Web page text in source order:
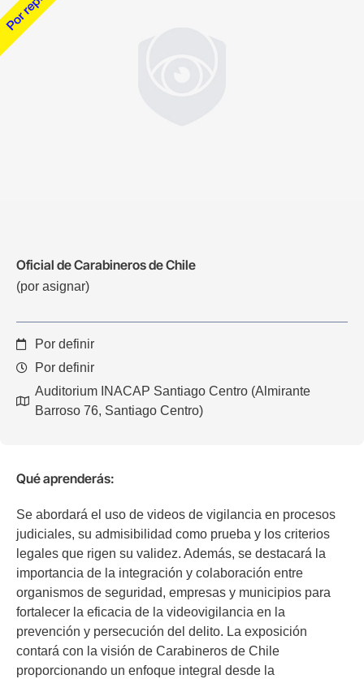
Oficial de Carabineros de Chile
(por asignar)
Por definir
Por definir
Auditorium INACAP Santiago Centro (Almirante
Barroso 76, Santiago Centro)
Qué aprenderás:
Se abordará el uso de videos de vigilancia en procesos
judiciales, su admisibilidad como prueba y los criterios
legales que rigen su validez. Además, se destacará la
importancia de la integración y colaboración entre
organismos de seguridad, empresas y municipios para
fortalecer la eficacia de la videovigilancia en la
prevención y persecución del delito. La exposición
contará con la visión de Carabineros de Chile
proporcionando un enfoque integral desde la